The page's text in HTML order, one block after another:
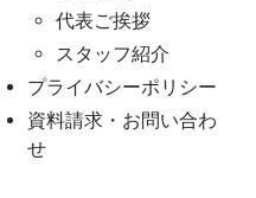
代表ご挨拶
スタッフ紹介
プライバシーポリシー
資料請求・お問い合わ
せ